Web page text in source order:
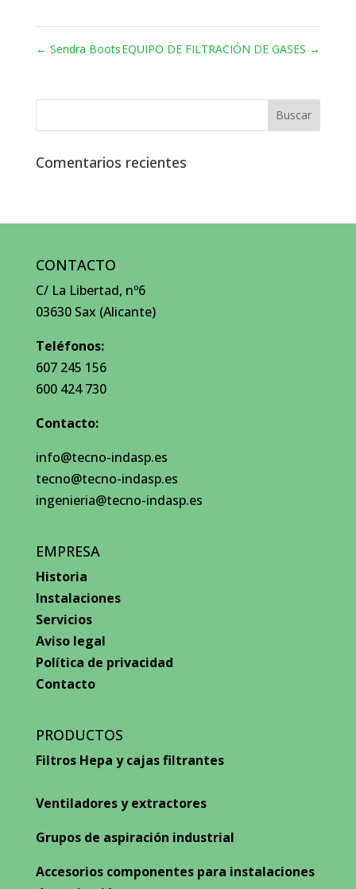
← Sendra BootsEQUIPO DE FILTRACIÓN DE GASES →
Comentarios recientes
CONTACTO
C/ La Libertad, nº6
03630 Sax (Alicante)
Teléfonos:
607 245 156
600 424 730
Contacto:
info@tecno-indasp.es
tecno@tecno-indasp.es
ingenieria@tecno-indasp.es
EMPRESA
Historia
Instalaciones
Servicios
Aviso legal
Política de privacidad
Contacto
PRODUCTOS
Filtros Hepa y cajas filtrantes
Ventiladores y extractores
Grupos de aspiración industrial
Accesorios componentes para instalaciones